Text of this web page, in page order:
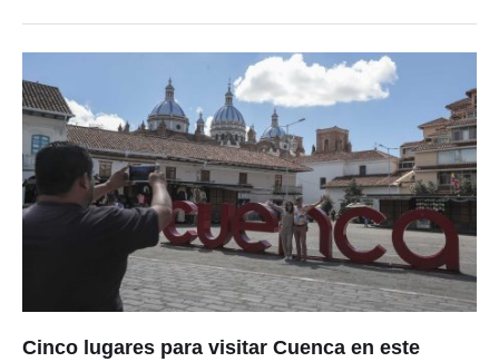
Cinco lugares para visitar Cuenca en este